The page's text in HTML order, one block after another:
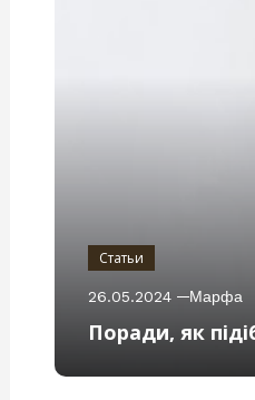
Статьи
26.05.2024 Марфа
Поради, як